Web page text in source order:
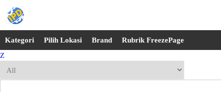
Kategori Pilih Lokasi Brand
Rubrik FreezePage
Z